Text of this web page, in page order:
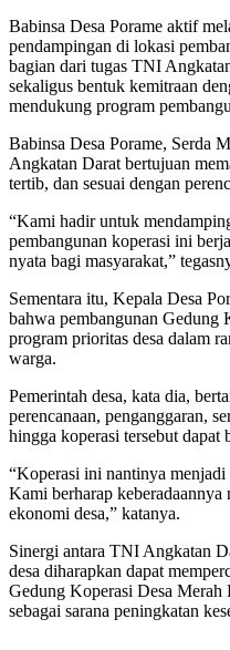
Babinsa Desa Porame aktif
pendampingan di lokasi
bagian dari tugas TNI
sekaligus bentuk kemitraan
mendukung program
Babinsa Desa Porame, Serda
Angkatan Darat bertujuan
tertib, dan sesuai dengan
“Kami hadir untuk
pembangunan koperasi ini
nyata bagi masyarakat,”
Sementara itu, Kepala Desa
bahwa pembangunan Gedung
program prioritas desa dalam
warga.
Pemerintah desa, kata dia,
perencanaan, penganggaran,
hingga koperasi tersebut dapat
“Koperasi ini nantinya menjadi
Kami berharap
ekonomi desa,” katanya.
Sinergi antara TNI Angkatan
desa diharapkan dapat
Gedung Koperasi Desa Merah
sebagai sarana peningkatan